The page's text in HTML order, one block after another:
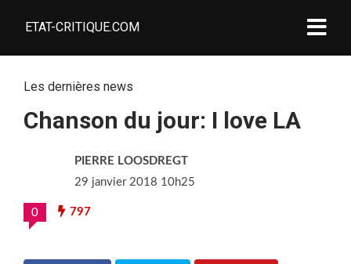
ETAT-CRITIQUE.COM
Les dernières news
Chanson du jour: I love LA
PIERRE LOOSDREGT
29 janvier 2018 10h25
0 797